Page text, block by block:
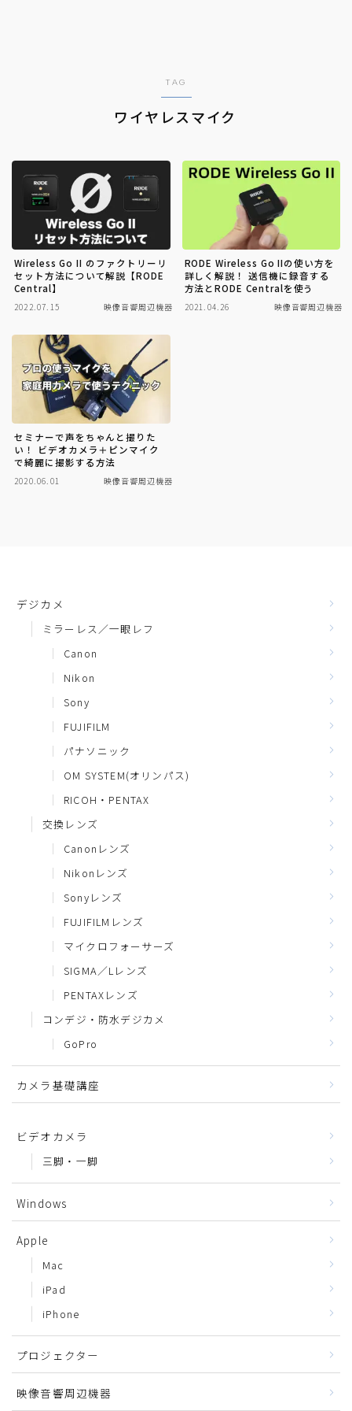
TAG
ワイヤレスマイク
Wireless Go II のファクトリーリ
セット方法について解説【RODE
Central】
2022.07.15 映像音響周辺機器
RODE Wireless Go IIの使い方を
詳しく解説！ 送信機に録音する
方法とRODE Centralを使う
2021.04.26 映像音響周辺機器
セミナーで声をちゃんと撮りた
い！ ビデオカメラ＋ピンマイク
で綺麗に撮影する方法
2020.06.01 映像音響周辺機器
デジカメ
ミラーレス／一眼レフ
Canon
Nikon
Sony
FUJIFILM
パナソニック
OM SYSTEM(オリンパス)
RICOH・PENTAX
交換レンズ
Canonレンズ
Nikonレンズ
Sonyレンズ
FUJIFILMレンズ
マイクロフォーサーズ
SIGMA／Lレンズ
PENTAXレンズ
コンデジ・防水デジカメ
GoPro
カメラ基礎講座
ビデオカメラ
三脚・一脚
Windows
Apple
Mac
iPad
iPhone
プロジェクター
映像音響周辺機器